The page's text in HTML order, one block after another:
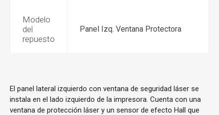
Modelo
del
repuesto
Panel Izq. Ventana Protectora
El panel lateral izquierdo con ventana de seguridad láser se
instala en el lado izquierdo de la impresora. Cuenta con una
ventana de protección láser y un sensor de efecto Hall que